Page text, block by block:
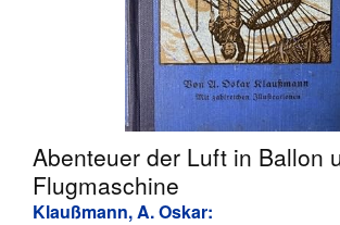
CLOSE
Abenteuer der Luft in Ballon
Flugmaschine
Klaußmann, A. Oskar: